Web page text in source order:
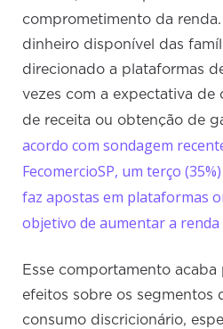
comprometimento da
dinheiro disponível das
direcionado a plataformas
vezes com a expectativa de
de receita ou obtenção de
acordo com sondagem
FecomercioSP, um terço
faz apostas em plataformas
objetivo de aumentar a renda
Esse comportamento
efeitos sobre os segmentos
consumo discricionário,